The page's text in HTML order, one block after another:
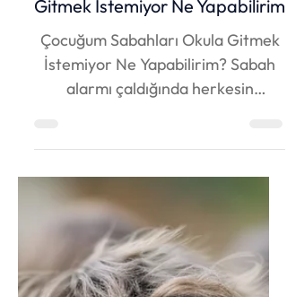
Tıkladers
16 Eyl 2025
2 dakikada okunur
Çocuğum Sabahları Okula
Gitmek İstemiyor Ne Yapabilirim
İstemiyor Ne Yapabilirim? Sabah
alarmı çaldığında herkesin
kafasında farklı bir düşünce
belirir....